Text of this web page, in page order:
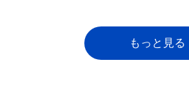
もっと見る